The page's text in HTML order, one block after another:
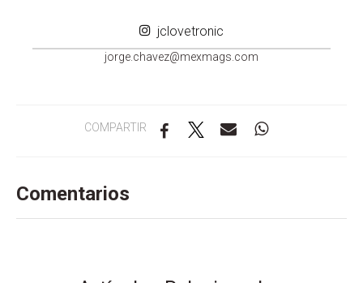
jclovetronic
moc.s
gamxe
m@zev
ahc.e
groj
COMPARTIR
Comentarios